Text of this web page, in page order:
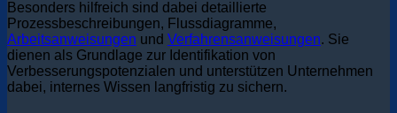
Besonders hilfreich sind dabei detaillierte
Prozessbeschreibungen, Flussdiagramme,
Arbeitsanweisungen und Verfahrensanweisungen. Sie
dienen als Grundlage zur Identifikation von
Verbesserungspotenzialen und unterstützen Unternehmen
dabei, internes Wissen langfristig zu sichern.